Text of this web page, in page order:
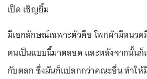
เป็ด เชิญยิ้ม
มีเอกลักษณ์เฉพาะตัวคือ โพกผ้ามีหนวด
ตนเป็นแบบนี้มาตลอด และหลังจากนั้นก็
กับตลก ซึ่งมันก็แปลกกว่าคณะอื่น ทำให้